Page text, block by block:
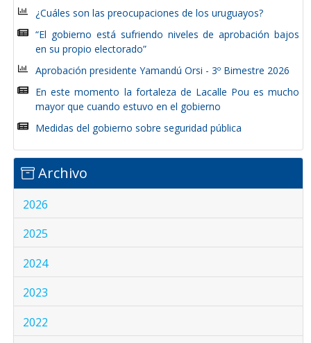
¿Cuáles son las preocupaciones de los uruguayos?
“El gobierno está sufriendo niveles de aprobación bajos
en su propio electorado”
Aprobación presidente Yamandú Orsi - 3º Bimestre 2026
En este momento la fortaleza de Lacalle Pou es mucho
mayor que cuando estuvo en el gobierno
Medidas del gobierno sobre seguridad pública
Archivo
2026
2025
2024
2023
2022